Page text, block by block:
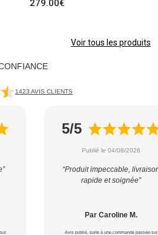
279.00€
Voir tous les produits
1423 AVIS CLIENTS
5/5
Publié le 04/08/2026
“Produit impeccable,
rapide et soignée”
Par Caroline M.
Avis publié, suite à une commande passée sur